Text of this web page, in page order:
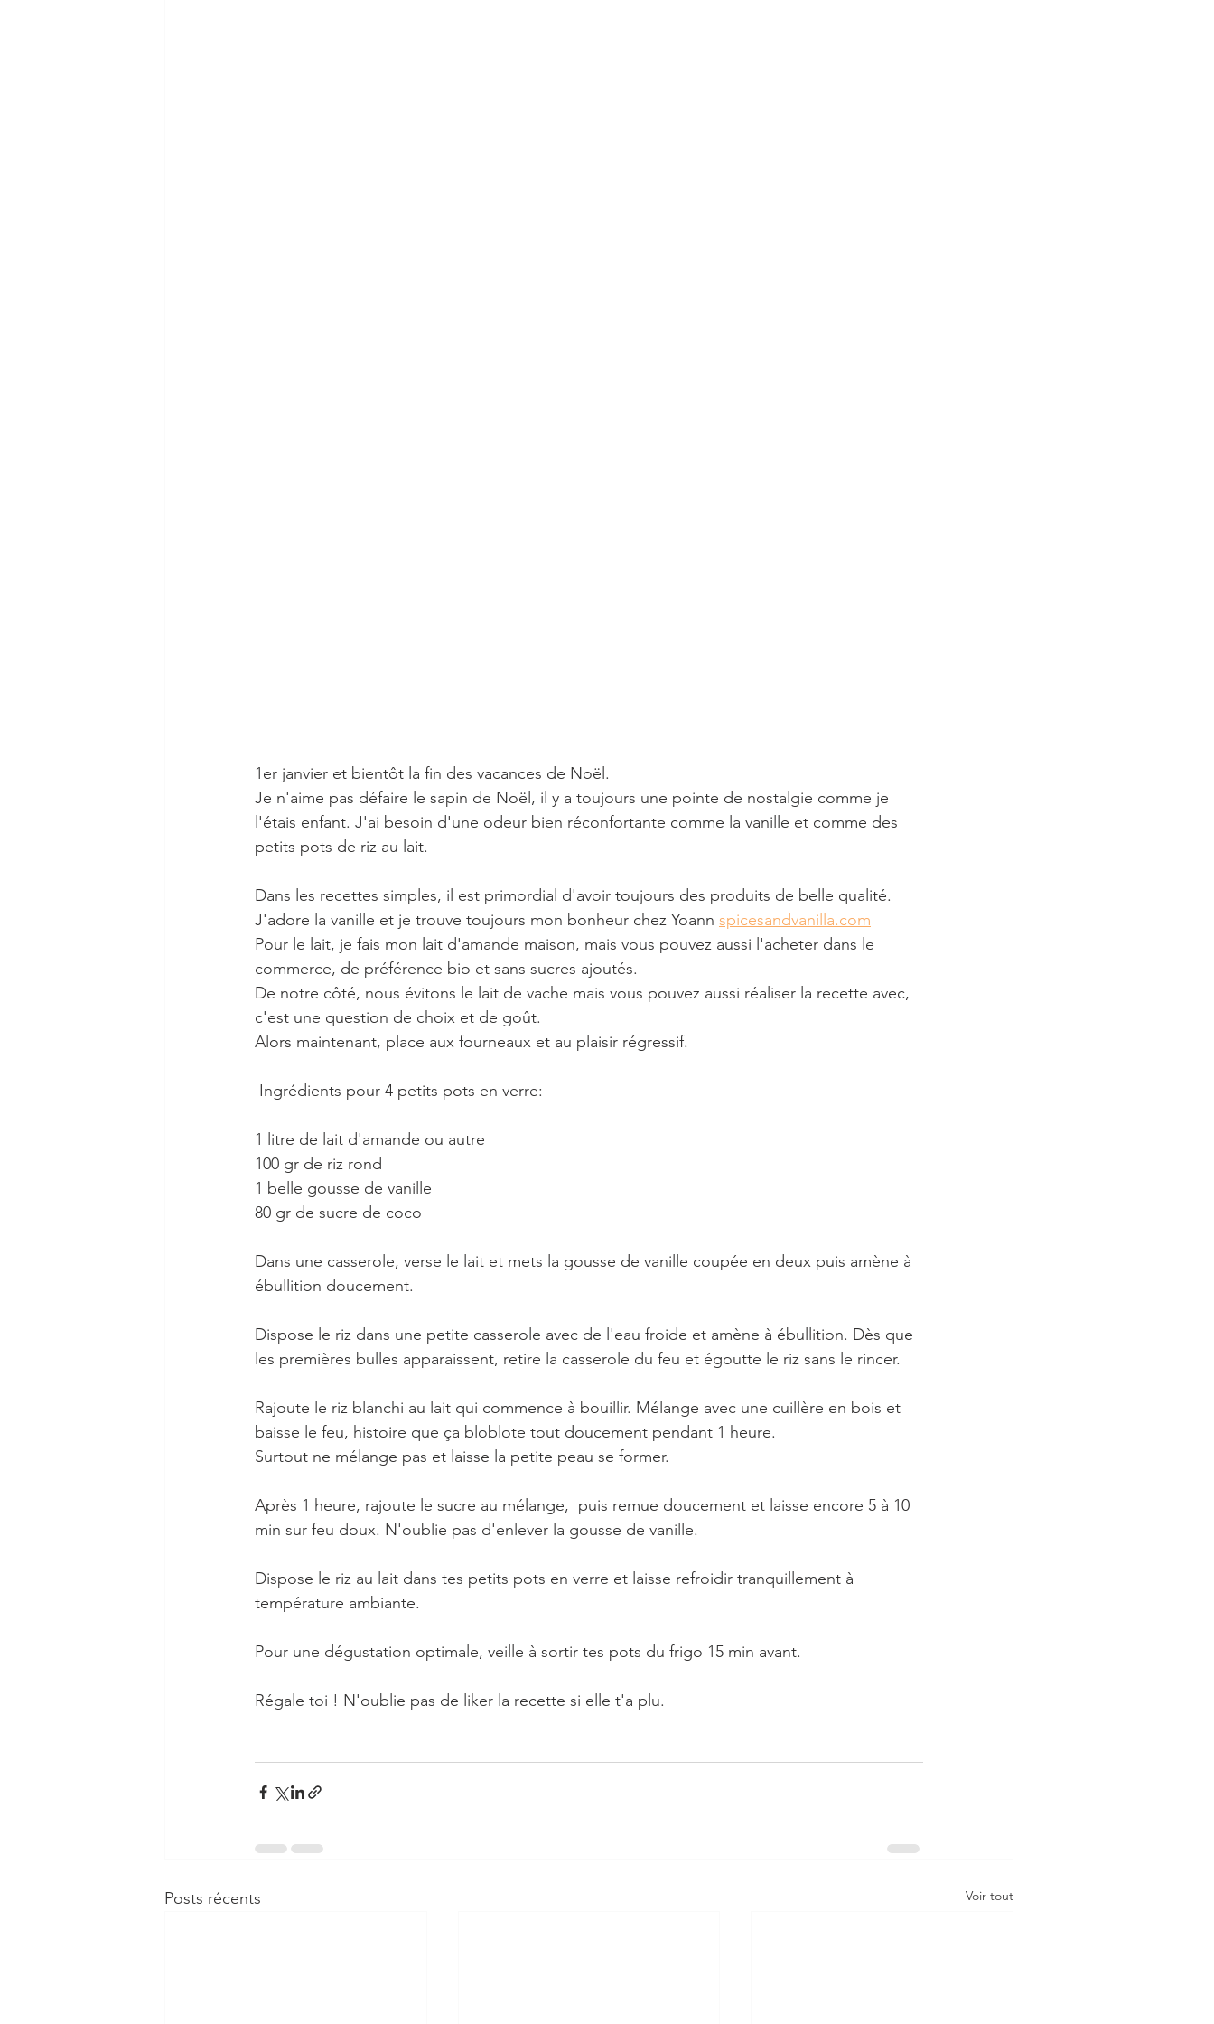
1er janvier et bientôt la fin des vacances de Noël.
Je n'aime pas défaire le sapin de Noël, il y a toujours une pointe de nostalgie comme je
l'étais enfant. J'ai besoin d'une odeur bien réconfortante comme la vanille et comme des
petits pots de riz au lait.
Dans les recettes simples, il est primordial d'avoir toujours des produits de belle qualité.
J'adore la vanille et je trouve toujours mon bonheur chez Yoann spicesandvanilla.com
Pour le lait, je fais mon lait d'amande maison, mais vous pouvez aussi l'acheter dans le
commerce, de préférence bio et sans sucres ajoutés.
De notre côté, nous évitons le lait de vache mais vous pouvez aussi réaliser la recette avec,
c'est une question de choix et de goût.
Alors maintenant, place aux fourneaux et au plaisir régressif.
Ingrédients pour 4 petits pots en verre:
1 litre de lait d'amande ou autre
100 gr de riz rond
1 belle gousse de vanille
80 gr de sucre de coco
Dans une casserole, verse le lait et mets la gousse de vanille coupée en deux puis amène à
ébullition doucement.
Dispose le riz dans une petite casserole avec de l'eau froide et amène à ébullition. Dès que
les premières bulles apparaissent, retire la casserole du feu et égoutte le riz sans le rincer.
Rajoute le riz blanchi au lait qui commence à bouillir. Mélange avec une cuillère en bois et
baisse le feu, histoire que ça bloblote tout doucement pendant 1 heure.
Surtout ne mélange pas et laisse la petite peau se former.
Après 1 heure, rajoute le sucre au mélange,  puis remue doucement et laisse encore 5 à 10
min sur feu doux. N'oublie pas d'enlever la gousse de vanille.
Dispose le riz au lait dans tes petits pots en verre et laisse refroidir tranquillement à
température ambiante.
Pour une dégustation optimale, veille à sortir tes pots du frigo 15 min avant.
Régale toi ! N'oublie pas de liker la recette si elle t'a plu.
Posts récents Voir tout